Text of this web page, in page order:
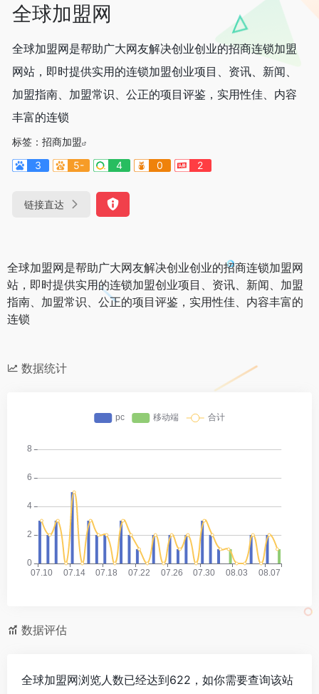
全球加盟网
全球加盟网是帮助广大网友解决创业创业的招商连锁加盟
网站，即时提供实用的连锁加盟创业项目、资讯、新闻、
加盟指南、加盟常识、公正的项目评鉴，实用性佳、内容
丰富的连锁
标签： 招商加盟
3
5- 4 0 2
链接直达
全球加盟网是帮助广大网友解决创业创业的招商连锁加盟网
站，即时提供实用的连锁加盟创业项目、资讯、新闻、加盟
指南、加盟常识、公正的项目评鉴，实用性佳、内容丰富的
连锁
数据统计
数据评估
全球加盟网浏览人数已经达到622，如你需要查询该站